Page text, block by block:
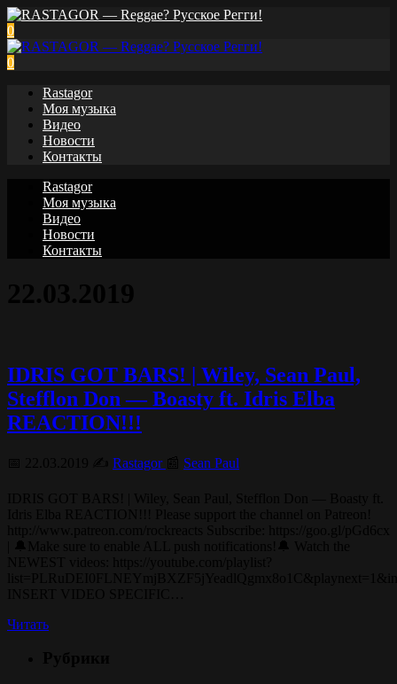
0
0
Rastagor
Моя музыка
Видео
Новости
Контакты
Rastagor
Моя музыка
Видео
Новости
Контакты
IDRIS GOT BARS! | Wiley, Sean Paul,
Stefflon Don — Boasty ft. Idris Elba
REACTION!!!
Rastagor Sean Paul
Читать